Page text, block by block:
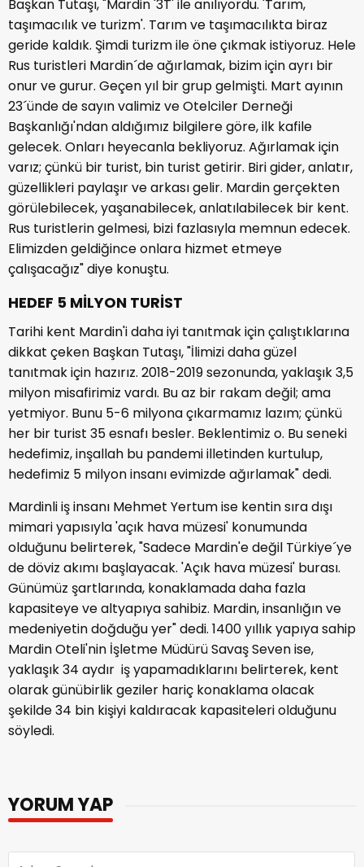
Başkan Tutaşı, "Mardin '3T' ile anılıyordu. 'Tarım,
taşımacılık ve turizm'. Tarım ve taşımacılıkta biraz
geride kaldık. Şimdi turizm ile öne çıkmak istiyoruz. Hele
Rus turistleri Mardin´de ağırlamak, bizim için ayrı bir
onur ve gurur. Geçen yıl bir grup gelmişti. Mart ayının
23´ünde de sayın valimiz ve Otelciler Derneği
Başkanlığı'ndan aldığımız bilgilere göre, ilk kafile
gelecek. Onları heyecanla bekliyoruz. Ağırlamak için
varız; çünkü bir turist, bin turist getirir. Biri gider, anlatır,
güzellikleri paylaşır ve arkası gelir. Mardin gerçekten
görülebilecek, yaşanabilecek, anlatılabilecek bir kent.
Rus turistlerin gelmesi, bizi fazlasıyla memnun edecek.
Elimizden geldiğince onlara hizmet etmeye
çalışacağız" diye konuştu.
HEDEF 5 MİLYON TURİST
Tarihi kent Mardin'i daha iyi tanıtmak için çalıştıklarına
dikkat çeken Başkan Tutaşı, "İlimizi daha güzel
tanıtmak için hazırız. 2018-2019 sezonunda, yaklaşık 3,5
milyon misafirimiz vardı. Bu az bir rakam değil; ama
yetmiyor. Bunu 5-6 milyona çıkarmamız lazım; çünkü
her bir turist 35 esnafı besler. Beklentimiz o. Bu seneki
hedefimiz, inşallah bu pandemi illetinden kurtulup,
hedefimiz 5 milyon insanı evimizde ağırlamak" dedi.
Mardinli iş insanı Mehmet Yertum ise kentin sıra dışı
mimari yapısıyla 'açık hava müzesi' konumunda
olduğunu belirterek, "Sadece Mardin'e değil Türkiye´ye
de döviz akımı başlayacak. 'Açık hava müzesi' burası.
Günümüz şartlarında, konaklamada daha fazla
kapasiteye ve altyapıya sahibiz. Mardin, insanlığın ve
medeniyetin doğduğu yer" dedi. 1400 yıllık yapıya sahip
Mardin Oteli'nin İşletme Müdürü Savaş Seven ise,
yaklaşık 34 aydır iş yapamadıklarını belirterek, kent
olarak günübirlik geziler hariç konaklama olacak
şekilde 34 bin kişiyi kaldıracak kapasiteleri olduğunu
söyledi.
YORUM YAP